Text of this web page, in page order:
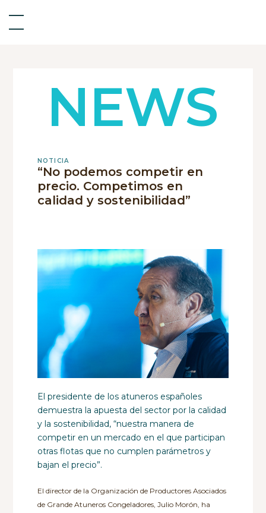
NEWS
NOTICIA
“No podemos competir en
precio. Competimos en
calidad y sostenibilidad”
El presidente de los atuneros españoles
demuestra la apuesta del sector por la calidad
y la sostenibilidad, “nuestra manera de
competir en un mercado en el que participan
otras flotas que no cumplen parámetros y
bajan el precio”.
El director de la Organización de Productores Asociados
de Grande Atuneros Congeladores, Julio Morón, ha